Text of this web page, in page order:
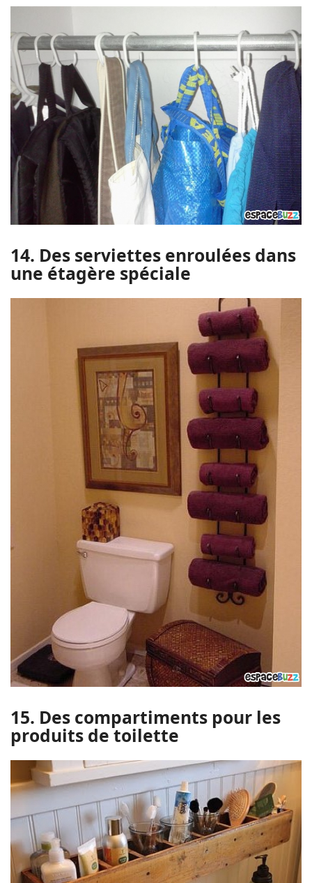
14. Des serviettes enroulées dans
une étagère spéciale
15. Des compartiments pour les
produits de toilette